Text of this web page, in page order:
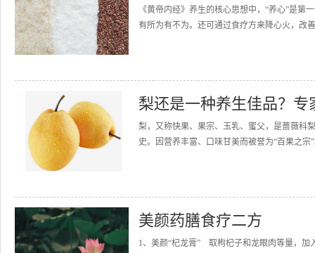
《黄帝内经》养生的核心思想中，“养心”是第
有所为有不为。还可通过食疗方来降心火，
梨还是一种养生佳品？
梨，又称快果、果宗、玉乳、蜜父，是蔷薇科
史。因营养丰富、口味甘美而被誉为“百果之
美颜药膳食疗二方
1、美颜“杞龙膏” 取枸杞子和龙眼肉等量，加